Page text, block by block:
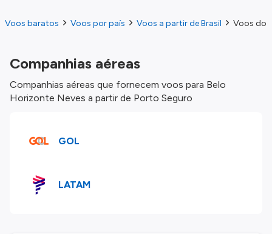
Voos baratos Voos por país Voos a partir de Brasil Voos do
Companhias aéreas
Companhias aéreas que fornecem voos para Belo
Horizonte Neves a partir de Porto Seguro
GOL
LATAM